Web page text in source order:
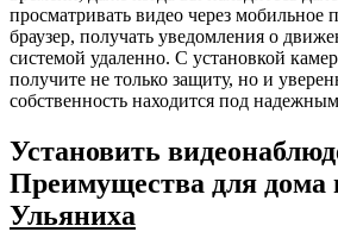
просматривать видео через мобильное
браузер, получать уведомления о
системой удаленно. С установкой
получите не только защиту, но и
собственность находится под
Установить
Преимущества для дома
Ульяниха